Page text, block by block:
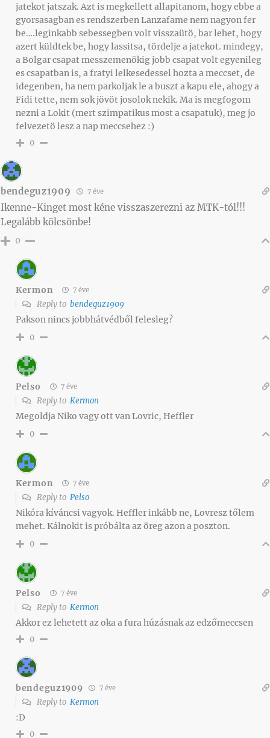
jatekot jatszak. Azt is megkellett allapitanom, hogy ebbe a
gyorsasagban es rendszerben Lanzafame nem nagyon fer
be….leginkabb sebessegben volt visszaütö, bar lehet, hogy
azert küldtek be, hogy lassitsa, tördelje a jatekot. mindegy,
a Bolgar csapat messzemenökig jobb csapat volt egyenileg
es csapatban is, a fratyi lelkesedessel hozta a meccset, de
idegenben, ha nem parkoljak le a buszt a kapu ele, ahogy a
Fidi tette, nem sok jövöt josolok nekik. Ma is megfogom
nezni a Lokit (mert szimpatikus most a csapatuk), meg jo
felvezetö lesz a nap meccsehez :)
0
bendeguz1909 7 éve
Ikenne-Kinget most kéne visszaszerezni az MTK-tól!!!
Legalább kölcsönbe!
0
Kermon 7 éve
Reply to bendeguz1909
Pakson nincs jobbhátvédből felesleg?
0
Pelso 7 éve
Reply to Kermon
Megoldja Niko vagy ott van Lovric, Heffler
0
Kermon 7 éve
Reply to Pelso
Nikóra kíváncsi vagyok. Heffler inkább ne, Lovresz tőlem
mehet. Kálnokit is próbálta az öreg azon a poszton.
0
Pelso 7 éve
Reply to Kermon
Akkor ez lehetett az oka a fura húzásnak az edzőmeccsen
0
bendeguz1909 7 éve
Reply to Kermon
:D
0